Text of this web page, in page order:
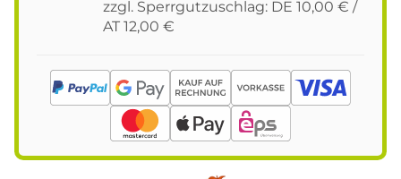
zzgl. Sperrgutzuschlag: DE 10,00 € /
AT 12,00 €